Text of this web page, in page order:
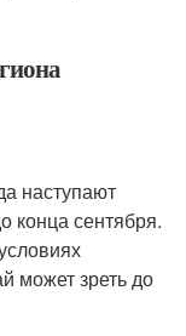
наступают
конца сентября.
может зреть до